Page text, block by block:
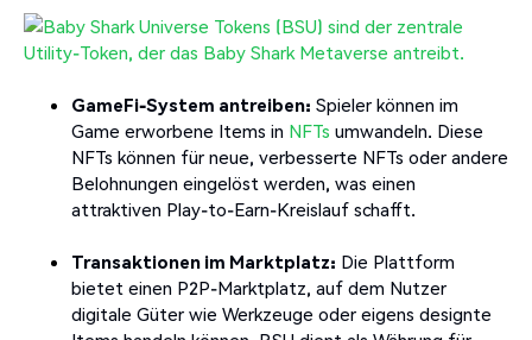
GameFi-System antreiben: Spieler können im
Game erworbene Items in NFTs umwandeln. Diese
NFTs können für neue, verbesserte NFTs oder andere
Belohnungen eingelöst werden, was einen
attraktiven Play-to-Earn-Kreislauf schafft.
Transaktionen im Marktplatz: Die Plattform
bietet einen P2P-Marktplatz, auf dem Nutzer
digitale Güter wie Werkzeuge oder eigens designte